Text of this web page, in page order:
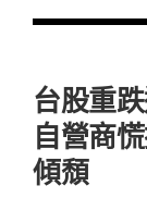
台股重
自營商
傾頹